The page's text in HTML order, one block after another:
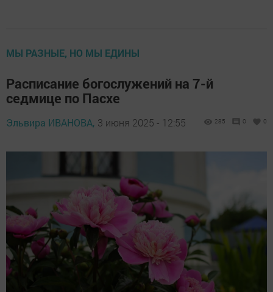
МЫ РАЗНЫЕ, НО МЫ ЕДИНЫ
Расписание богослужений на 7-й
седмице по Пасхе
Эльвира ИВАНОВА, 3 июня 2025 - 12:55 285 0 0